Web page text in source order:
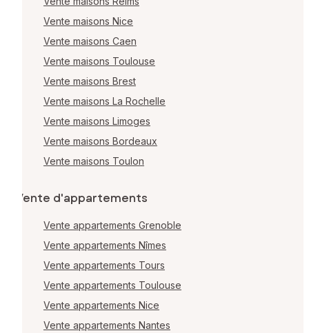
Vente maisons Nice
Vente maisons Caen
Vente maisons Toulouse
Vente maisons Brest
Vente maisons La Rochelle
Vente maisons Limoges
Vente maisons Bordeaux
Vente maisons Toulon
Vente d'appartements
Vente appartements Grenoble
Vente appartements Nîmes
Vente appartements Tours
Vente appartements Toulouse
Vente appartements Nice
Vente appartements Nantes